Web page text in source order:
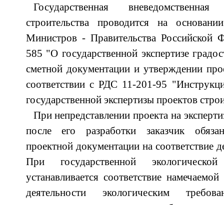
Государственная
строительства проводится на
Министров - Правительства Российской
585 "О государственной экспертизе
сметной документации и утверждении
соответствии с РДС 11-201-95
государственной экспертизы проектов
При непредставлении проекта на
после его разработки заказчик
проектной документации на соответствие
При государственной
устанавливается соответствие
деятельности экологическим